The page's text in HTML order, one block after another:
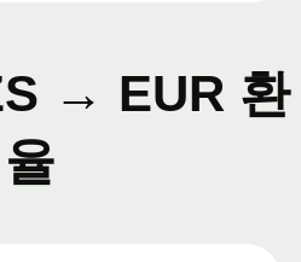
→ EUR 환
율